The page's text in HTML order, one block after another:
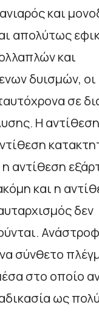
και
απολύτως
και
δυισμών, οι
σε
Η
αντίθεση
και η
δεν
σύνθετο
στο οποίο
ως